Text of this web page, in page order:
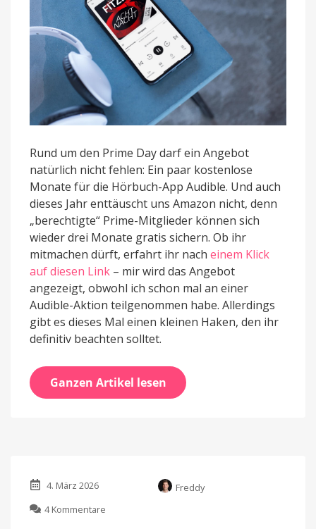
Rund um den Prime Day darf ein Angebot
natürlich nicht fehlen: Ein paar kostenlose
Monate für die Hörbuch-App Audible. Und auch
dieses Jahr enttäuscht uns Amazon nicht, denn
„berechtigte“ Prime-Mitglieder können sich
wieder drei Monate gratis sichern. Ob ihr
mitmachen dürft, erfahrt ihr nach einem Klick
auf diesen Link – mir wird das Angebot
angezeigt, obwohl ich schon mal an einer
Audible-Aktion teilgenommen habe. Allerdings
gibt es dieses Mal einen kleinen Haken, den ihr
definitiv beachten solltet.
Ganzen Artikel lesen
4. März 2026
Freddy
4 Kommentare